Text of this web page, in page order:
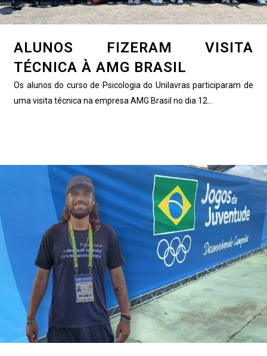
ALUNOS FIZERAM VISITA
TÉCNICA À AMG BRASIL
Os alunos do curso de Psicologia do Unilavras participaram de
uma visita técnica na empresa AMG Brasil no dia 12...